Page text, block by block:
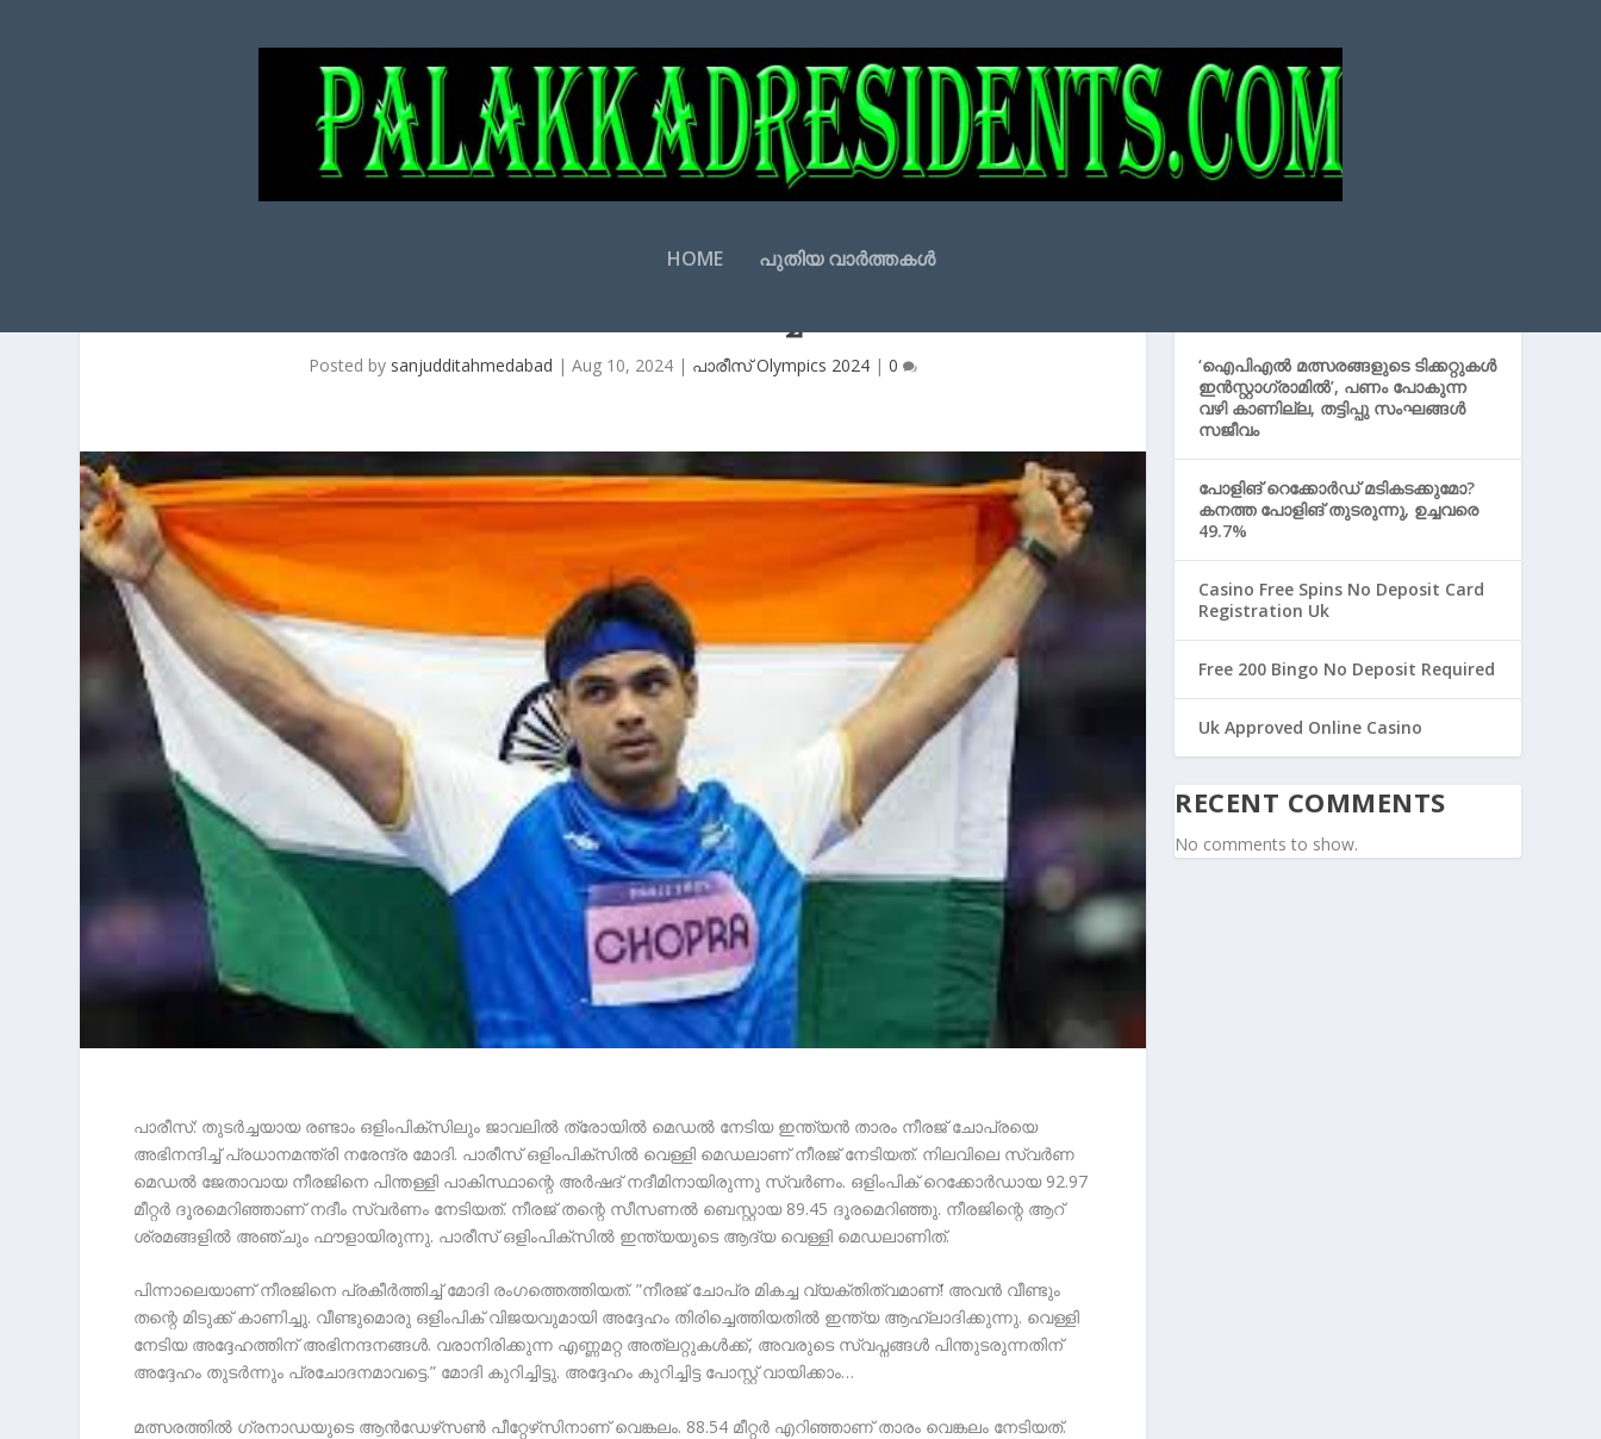
HOME പുതിയ വാർത്തകൾ
നീരജ് വീണ്ടും മിടുക്ക് കാണിച്ചു! ജാവലിന്‍ വെള്ളി നേടിയത്തിന്
Posted by sanjudditahmedabad |Aug 10, 2024 | പാരീസ് Olympics 2024 |0
പാരീസ്: തുടര്‍ച്ചയായ രണ്ടാം ഒളിംപിക്‌സിലും ജാവലില്‍ ത്രോയില്‍ മെഡല്‍ നേടിയ ഇന്ത്യന്‍ താരം നീരജ് ചോപ്രയെ
അഭിനന്ദിച്ച് പ്രധാനമന്ത്രി നരേന്ദ്ര മോദി. പാരീസ് ഒളിംപിക്‌സില്‍ വെള്ളി മെഡലാണ് നീരജ് നേടിയത്. നിലവിലെ സ്വര്‍ണ
മെഡല്‍ ജേതാവായ നീരജിനെ പിന്തള്ളി പാകിസ്ഥാന്റെ അര്‍ഷദ് നദീമിനായിരുന്നു സ്വര്‍ണം. ഒളിംപിക് റെക്കോര്‍ഡായ 92.97
മീറ്റര്‍ ദൂരമെറിഞ്ഞാണ് നദീം സ്വര്‍ണം നേടിയത്. നീരജ് തന്റെ സീസണല്‍ ബെസ്റ്റായ 89.45 ദൂരമെറിഞ്ഞു. നീരജിന്റെ ആറ്
ശ്രമങ്ങളില്‍ അഞ്ചും ഫൗളായിരുന്നു. പാരീസ് ഒളിംപിക്‌സില്‍ ഇന്ത്യയുടെ ആദ്യ വെള്ളി മെഡലാണിത്.
പിന്നാലെയാണ് നീരജിനെ പ്രകീര്‍ത്തിച്ച് മോദി രംഗത്തെത്തിയത്. ”നീരജ് ചോപ്ര മികച്ച വ്യക്തിത്വമാണ്! അവന്‍ വീണ്ടും
തന്റെ മിടുക്ക് കാണിച്ചു. വീണ്ടുമൊരു ഒളിംപിക് വിജയവുമായി അദ്ദേഹം തിരിച്ചെത്തിയതില്‍ ഇന്ത്യ ആഹ്ലാദിക്കുന്നു. വെള്ളി
നേടിയ അദ്ദേഹത്തിന് അഭിനന്ദനങ്ങള്‍. വരാനിരിക്കുന്ന എണ്ണമറ്റ അത്ലറ്റുകള്‍ക്ക്, അവരുടെ സ്വപ്നങ്ങള്‍ പിന്തുടരുന്നതിന്
അദ്ദേഹം തുടര്‍ന്നും പ്രചോദനമാവട്ടെ.” മോദി കുറിച്ചിട്ടു. അദ്ദേഹം കുറിച്ചിട്ട പോസ്റ്റ് വായിക്കാം…
മത്സരത്തില്‍ ഗ്രനാഡയുടെ ആന്‍ഡേഴ്‌സണ്‍ പീറ്റേഴ്‌സിനാണ് വെങ്കലം. 88.54 മീറ്റര്‍ എറിഞ്ഞാണ് താരം വെങ്കലം നേടിയത്.
Search
‘ഐപിഎൽ മത്സരങ്ങളുടെ ടിക്കറ്റുകൾ
ഇൻസ്റ്റാഗ്രാമിൽ’, പണം പോകുന്ന
വഴി കാണില്ല, തട്ടിപ്പു സംഘങ്ങൾ
സജീവം
പോളിങ് റെക്കോര്‍ഡ് മടികടക്കുമോ?
കനത്ത പോളിങ് തുടരുന്നു, ഉച്ചവരെ
49.7%
Casino Free Spins No Deposit Card
Registration Uk
Free 200 Bingo No Deposit Required
Uk Approved Online Casino
RECENT COMMENTS
No comments to show.